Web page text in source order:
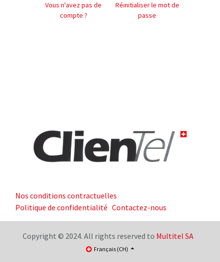
Vous n'avez pas de
compte ?
Réinitialiser le mot de
passe
Nos conditions contractuelles
Politique de confidentialité Contactez-nous
Copyright © 2024. All rights reserved to Multitel SA
Français (CH)